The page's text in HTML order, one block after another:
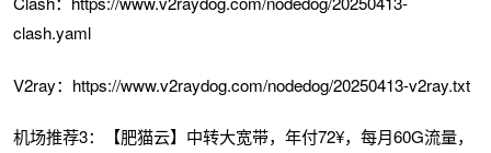
clash.yaml
V2ray：https://www.v2raydog.com/nodedog/20250413-v2ray.txt
机场推荐3：【肥猫云】中转大宽带，年付72¥，每月60G流量，